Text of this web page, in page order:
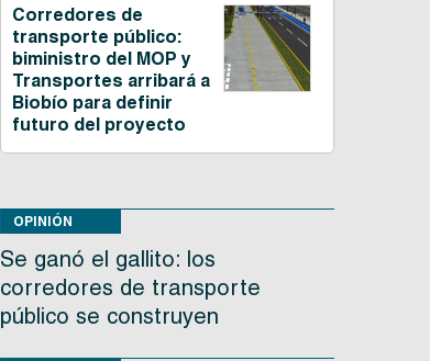
Corredores de
transporte público:
biministro del MOP y
Transportes arribará a
Biobío para definir
futuro del proyecto
OPINIÓN
Se ganó el gallito: los
corredores de transporte
público se construyen